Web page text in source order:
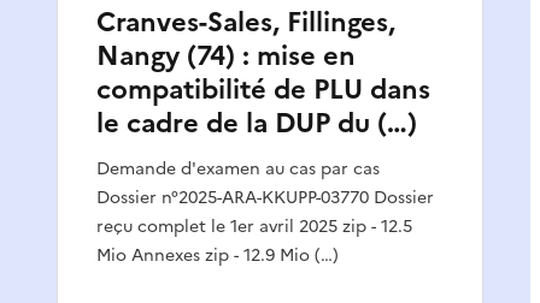
Cranves-Sales, Fillinges,
Nangy (74) : mise en
compatibilité de PLU dans
le cadre de la DUP du (…)
Demande d'examen au cas par cas
Dossier n°2025-ARA-KKUPP-03770 Dossier
reçu complet le 1er avril 2025 zip - 12.5
Mio Annexes zip - 12.9 Mio (…)